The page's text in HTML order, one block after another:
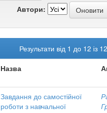
Автори:
Результати від 1 до 12 із 12
Назва
Завдання до самостійної
роботи з навчальної